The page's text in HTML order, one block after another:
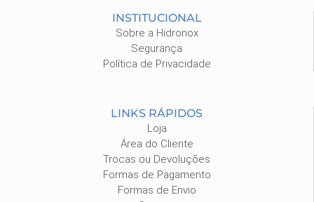
INSTITUCIONAL
Sobre a Hidronox
Segurança
Política de Privacidade
LINKS RÁPIDOS
Loja
Área do Cliente
Trocas ou Devoluções
Formas de Pagamento
Formas de Envio